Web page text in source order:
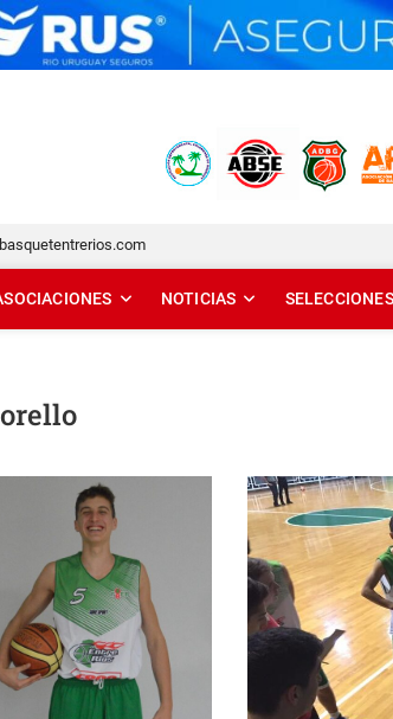
BÁSQUET DE
NOTICIAS SELECCIONES